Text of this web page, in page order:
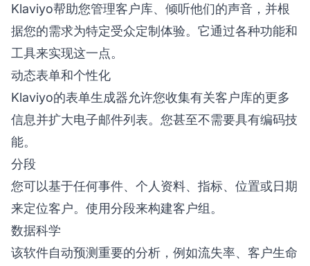
Klaviyo帮助您管理客户库、倾听他们的声音，并根
据您的需求为特定受众定制体验。它通过各种功能和
工具来实现这一点。
动态表单和个性化
Klaviyo的表单生成器允许您收集有关客户库的更多
信息并扩大电子邮件列表。您甚至不需要具有编码技
能。
分段
您可以基于任何事件、个人资料、指标、位置或日期
来定位客户。使用分段来构建客户组。
数据科学
该软件自动预测重要的分析，例如流失率、客户生命